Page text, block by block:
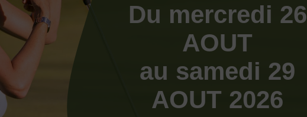
Du mercredi 26
AOUT
au samedi 29
AOUT 2026